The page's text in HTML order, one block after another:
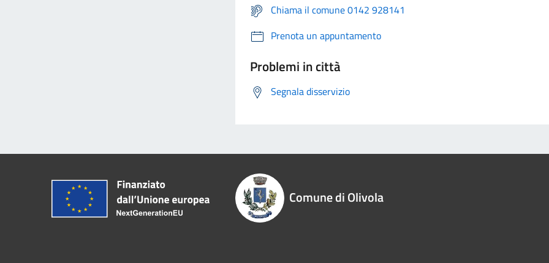
Chiama il comune 0142 928141
Prenota un appuntamento
Problemi in città
Segnala disservizio
Comune di Olivola